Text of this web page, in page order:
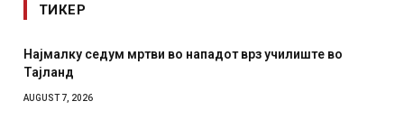
ТИКЕР
седум мртви во нападот врз училиште во
СОЗИС: